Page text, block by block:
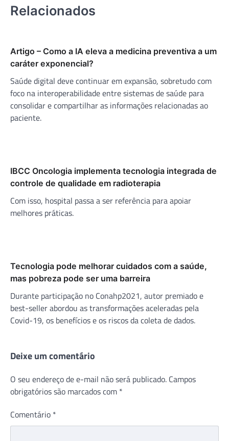
Relacionados
Artigo – Como a IA eleva a medicina preventiva a um
caráter exponencial?
Saúde digital deve continuar em expansão, sobretudo com
foco na interoperabilidade entre sistemas de saúde para
consolidar e compartilhar as informações relacionadas ao
paciente.
IBCC Oncologia implementa tecnologia integrada de
controle de qualidade em radioterapia
Com isso, hospital passa a ser referência para apoiar
melhores práticas.
Tecnologia pode melhorar cuidados com a saúde,
mas pobreza pode ser uma barreira
Durante participação no Conahp2021, autor premiado e
best-seller abordou as transformações aceleradas pela
Covid-19, os benefícios e os riscos da coleta de dados.
Deixe um comentário
O seu endereço de e-mail não será publicado. Campos
obrigatórios são marcados com *
Comentário *